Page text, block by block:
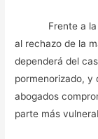
Frente a la
al rechazo de la
dependerá del
pormenorizado, y
abogados
parte más